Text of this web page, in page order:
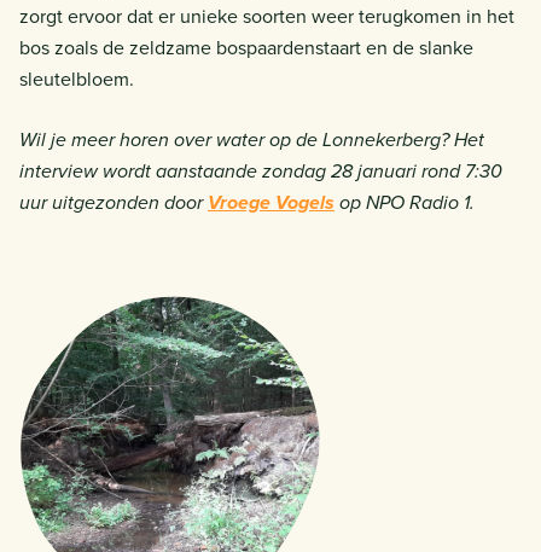
zorgt ervoor dat er unieke soorten weer terugkomen in het
bos zoals de zeldzame bospaardenstaart en de slanke
sleutelbloem.
Wil je meer horen over water op de Lonnekerberg? Het
interview wordt aanstaande zondag 28 januari rond 7:30
uur uitgezonden doorVroege Vogels op NPO Radio 1.